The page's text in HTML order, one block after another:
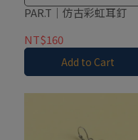
PAR.T｜仿古彩虹耳釘
NT$160
Add to Cart